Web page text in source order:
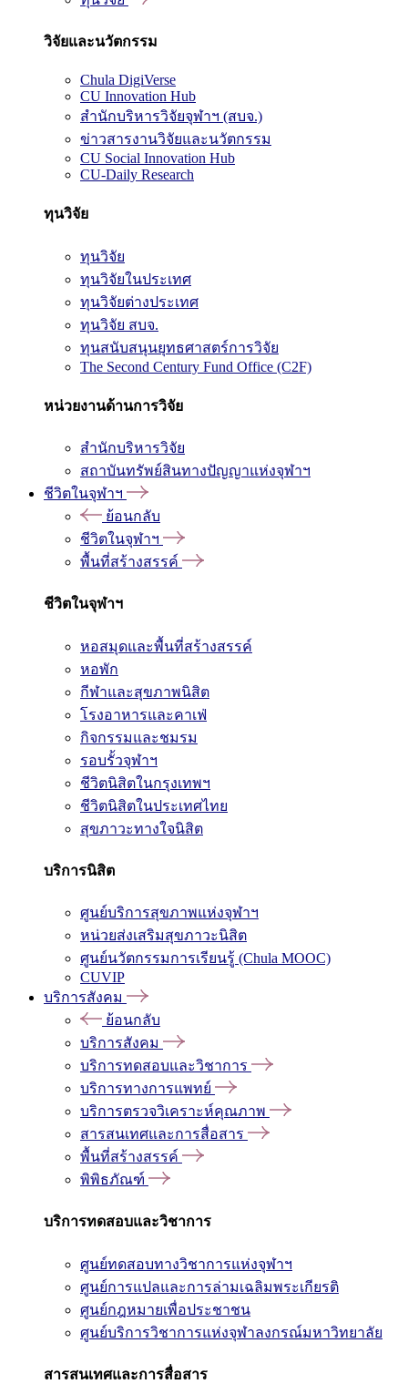
วิจัยและนวัตกรรม
Chula DigiVerse
CU Innovation Hub
สำนักบริหารวิจัยจุฬาฯ (สบจ.)
ข่าวสารงานวิจัยและนวัตกรรม
CU Social Innovation Hub
CU-Daily Research
ทุนวิจัย
ทุนวิจัย
ทุนวิจัยในประเทศ
ทุนวิจัยต่างประเทศ
ทุนวิจัย สบจ.
ทุนสนับสนุนยุทธศาสตร์การวิจัย
The Second Century Fund Office (C2F)
หน่วยงานด้านการวิจัย
สำนักบริหารวิจัย
สถาบันทรัพย์สินทางปัญญาแห่งจุฬาฯ
ชีวิตในจุฬาฯ
ย้อนกลับ
ชีวิตในจุฬาฯ
พื้นที่สร้างสรรค์
ชีวิตในจุฬาฯ
หอสมุดและพื้นที่สร้างสรรค์
หอพัก
กีฬาและสุขภาพนิสิต
โรงอาหารและคาเฟ่
กิจกรรมและชมรม
รอบรั้วจุฬาฯ
ชีวิตนิสิตในกรุงเทพฯ
ชีวิตนิสิตในประเทศไทย
สุขภาวะทางใจนิสิต
บริการนิสิต
ศูนย์บริการสุขภาพแห่งจุฬาฯ
หน่วยส่งเสริมสุขภาวะนิสิต
ศูนย์นวัตกรรมการเรียนรู้ (Chula MOOC)
CUVIP
บริการสังคม
ย้อนกลับ
บริการสังคม
บริการทดสอบและวิชาการ
บริการทางการแพทย์
บริการตรวจวิเคราะห์คุณภาพ
สารสนเทศและการสื่อสาร
พื้นที่สร้างสรรค์
พิพิธภัณฑ์
บริการทดสอบและวิชาการ
ศูนย์ทดสอบทางวิชาการแห่งจุฬาฯ
ศูนย์การแปลและการล่ามเฉลิมพระเกียรติ
ศูนย์กฎหมายเพื่อประชาชน
ศูนย์บริการวิชาการแห่งจุฬาลงกรณ์มหาวิทยาลัย
สารสนเทศและการสื่อสาร